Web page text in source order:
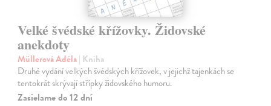
Velké švédské křížovky. Židovské
anekdoty
Müllerová Adéla| Kniha
Druhé vydání velkých švédských křížovek, v jejichž tajenkách se
tentokrát skrývají střípky židovského humoru.
Zasielame do 12 dní